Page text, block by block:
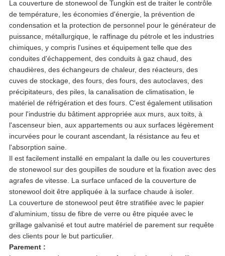
La couverture de stonewool de Tungkin est de traiter le contrôle
de température, les économies d'énergie, la prévention de
condensation et la protection de personnel pour le générateur de
puissance, métallurgique, le raffinage du pétrole et les industries
chimiques, y compris l'usines et équipement telle que des
conduites d'échappement, des conduits à gaz chaud, des
chaudières, des échangeurs de chaleur, des réacteurs, des
cuves de stockage, des fours, des fours, des autoclaves, des
précipitateurs, des piles, la canalisation de climatisation, le
matériel de réfrigération et des fours. C'est également utilisation
pour l'industrie du bâtiment appropriée aux murs, aux toits, à
l'ascenseur bien, aux appartements ou aux surfaces légèrement
incurvées pour le courant ascendant, la résistance au feu et
l'absorption saine.
Il est facilement installé en empalant la dalle ou les couvertures
de stonewool sur des goupilles de soudure et la fixation avec des
agrafes de vitesse. La surface unfaced de la couverture de
stonewool doit être appliquée à la surface chaude à isoler.
La couverture de stonewool peut être stratifiée avec le papier
d'aluminium, tissu de fibre de verre ou être piquée avec le
grillage galvanisé et tout autre matériel de parement sur requête
des clients pour le but particulier.
Parement :